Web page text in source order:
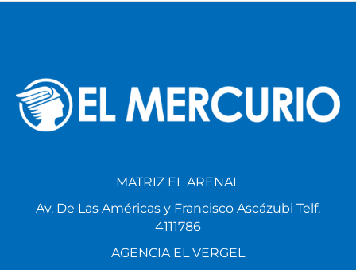
MATRIZ EL ARENAL
Av. De Las Américas y Francisco Ascázubi Telf.
4111786
AGENCIA EL VERGEL